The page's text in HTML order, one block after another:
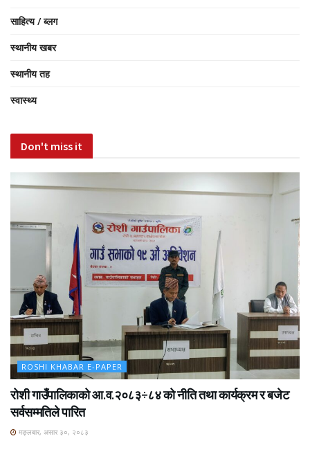
साहित्य / ब्लग
स्थानीय खबर
स्थानीय तह
स्वास्थ्य
Don't miss it
ROSHI KHABAR E-PAPER
रोशी गाउँपालिकाको आ.व.२०८३÷८४ को नीति तथा कार्यक्रम र बजेट
सर्वसम्मतिले पारित
मङ्लबार, असार ३०, २०८३